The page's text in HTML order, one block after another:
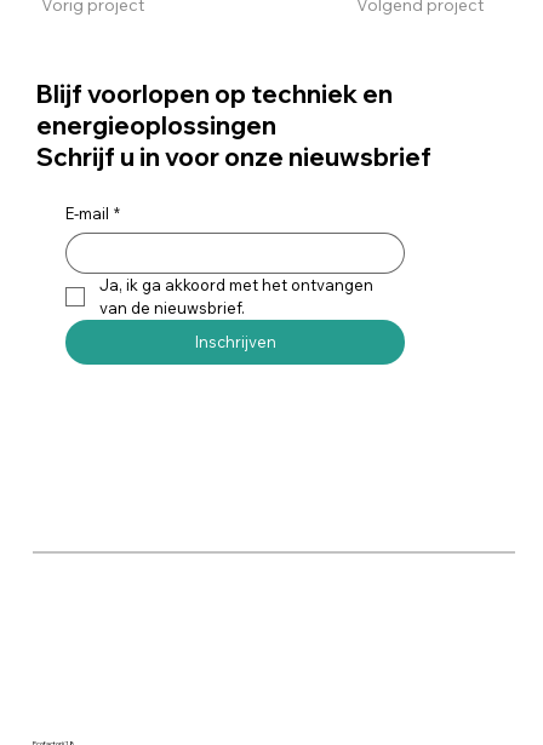
Vorig project Volgend project
Blijf voorlopen op techniek en
energieoplossingen
Schrijf u in voor onze nieuwsbrief
E-mail *
Ja, ik ga akkoord met het ontvangen
van de nieuwsbrief.
Inschrijven
Ecofactorij 18